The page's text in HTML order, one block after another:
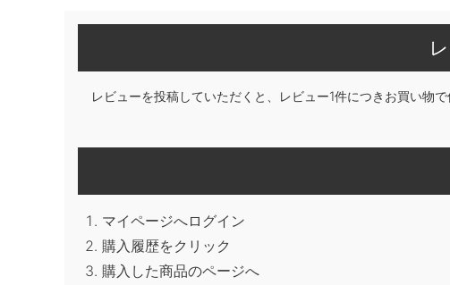
レビューを投稿していただくと、レビュー1件につきお買い物
マイページへログイン
購入履歴をクリック
購入した商品のページへ